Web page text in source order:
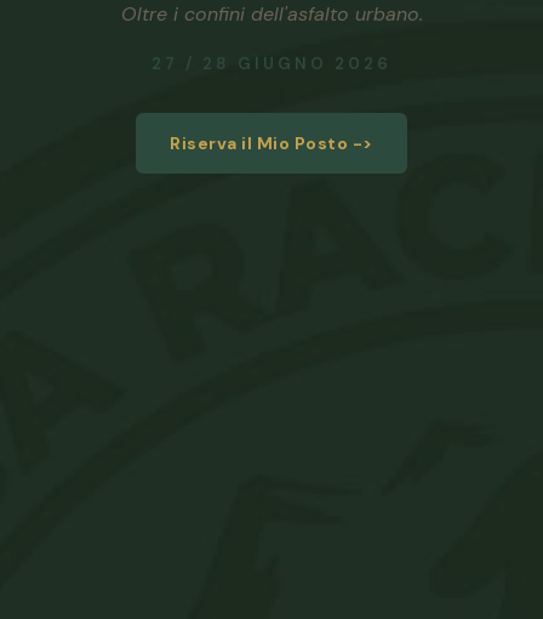
Oltre i confini dell'asfalto urbano.
27 / 28 GIUGNO 2026
Riserva il Mio Posto ->